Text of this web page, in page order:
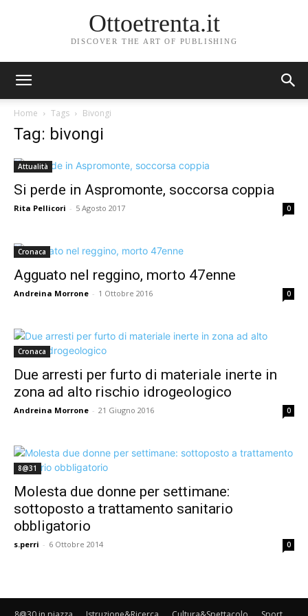
Ottoetrenta.it
DISCOVER THE ART OF PUBLISHING
Home Tags Bivongi
Tag: bivongi
Attualità
Si perde in Aspromonte, soccorsa coppia
Rita Pellicori - 5 Agosto 2017 0
Cronaca
Agguato nel reggino, morto 47enne
Andreina Morrone - 1 Ottobre 2016 0
Cronaca
Due arresti per furto di materiale inerte in
zona ad alto rischio idrogeologico
Andreina Morrone - 21 Giugno 2016 0
8@31
Molesta due donne per settimane:
sottoposto a trattamento sanitario
obbligatorio
s.perri - 6 Ottobre 2014 0